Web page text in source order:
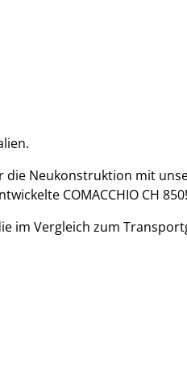
Neukonstruktion mit
COMACCHIO CH 850!
im Vergleich zum